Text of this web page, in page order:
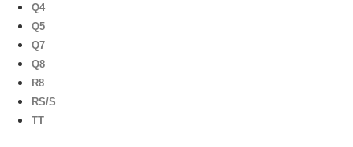
Q4
Q5
Q7
Q8
R8
RS/S
TT